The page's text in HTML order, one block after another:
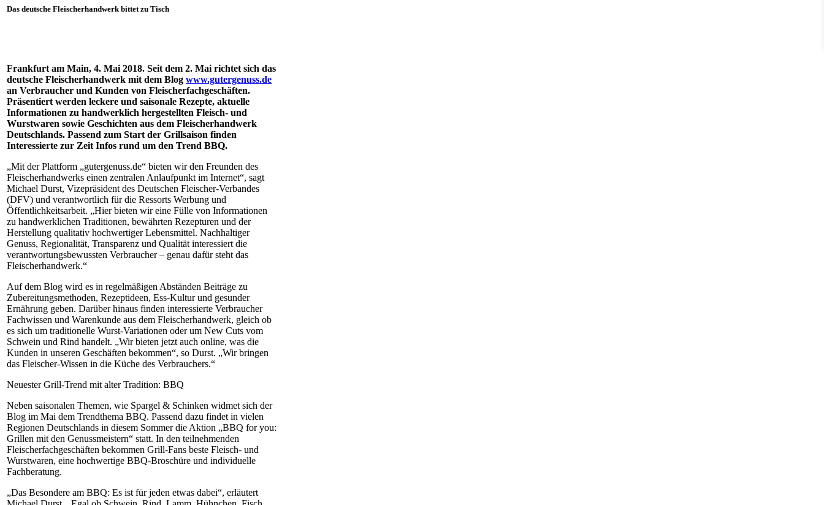
Das deutsche Fleischerhandwerk bittet zu Tisch
Frankfurt am Main, 4. Mai 2018. Seit dem 2. Mai richtet sich das
deutsche Fleischerhandwerk mit dem Blog www.gutergenuss.de
an Verbraucher und Kunden von Fleischerfachgeschäften.
Präsentiert werden leckere und saisonale Rezepte, aktuelle
Informationen zu handwerklich hergestellten Fleisch- und
Wurstwaren sowie Geschichten aus dem Fleischerhandwerk
Deutschlands. Passend zum Start der Grillsaison finden
Interessierte zur Zeit Infos rund um den Trend BBQ.
„Mit der Plattform „gutergenuss.de“ bieten wir den Freunden des
Fleischerhandwerks einen zentralen Anlaufpunkt im Internet“, sagt
Michael Durst, Vizepräsident des Deutschen Fleischer-Verbandes
(DFV) und verantwortlich für die Ressorts Werbung und
Öffentlichkeitsarbeit. „Hier bieten wir eine Fülle von Informationen
zu handwerklichen Traditionen, bewährten Rezepturen und der
Herstellung qualitativ hochwertiger Lebensmittel. Nachhaltiger
Genuss, Regionalität, Transparenz und Qualität interessiert die
verantwortungsbewussten Verbraucher – genau dafür steht das
Fleischerhandwerk.“
Auf dem Blog wird es in regelmäßigen Abständen Beiträge zu
Zubereitungsmethoden, Rezeptideen, Ess-Kultur und gesunder
Ernährung geben. Darüber hinaus finden interessierte Verbraucher
Fachwissen und Warenkunde aus dem Fleischerhandwerk, gleich ob
es sich um traditionelle Wurst-Variationen oder um New Cuts vom
Schwein und Rind handelt. „Wir bieten jetzt auch online, was die
Kunden in unseren Geschäften bekommen“, so Durst. „Wir bringen
das Fleischer-Wissen in die Küche des Verbrauchers.“
Neuester Grill-Trend mit alter Tradition: BBQ
Neben saisonalen Themen, wie Spargel & Schinken widmet sich der
Blog im Mai dem Trendthema BBQ. Passend dazu findet in vielen
Regionen Deutschlands in diesem Sommer die Aktion „BBQ for you:
Grillen mit den Genussmeistern“ statt. In den teilnehmenden
Fleischerfachgeschäften bekommen Grill-Fans beste Fleisch- und
Wurstwaren, eine hochwertige BBQ-Broschüre und individuelle
Fachberatung.
„Das Besondere am BBQ: Es ist für jeden etwas dabei“, erläutert